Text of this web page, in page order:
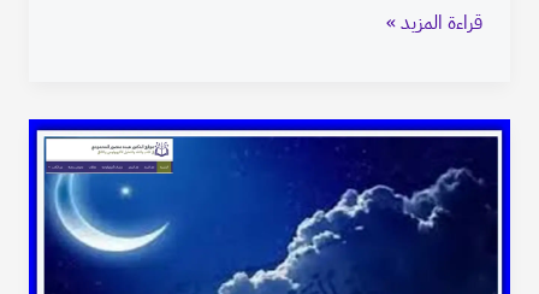
قراءة المزيد »
ليلة
القدر